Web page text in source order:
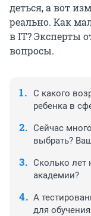
деться, а вот
реально. Как
в IT? Эксперты
вопросы.
С какого
ребенка в
Сейчас
выбрать?
Сколько лет
академии?
А
для